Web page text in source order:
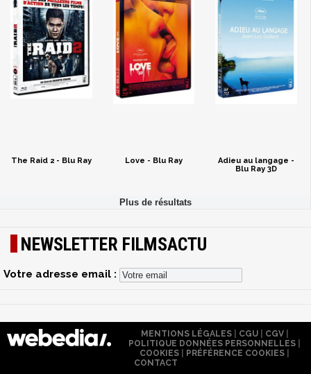
The Raid 2 - Blu Ray Love - Blu Ray
Adieu au langage -
Blu Ray 3D
NEWSLETTER FILMSACTU
Votre adresse email :
MENTIONS LÉGALES| CGU| CGV|
POLITIQUE DONNÉES PERSONNELLES
COOKIES
PRÉFÉRENCE COOKIES
CONTACT